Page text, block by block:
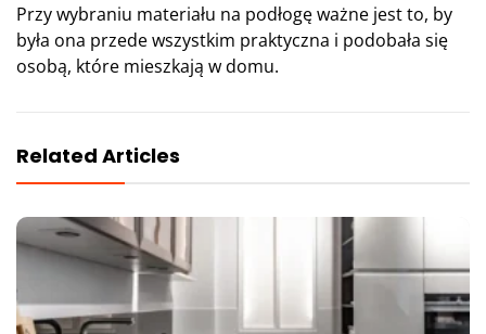
Przy wybraniu materiału na podłogę ważne jest to, by
była ona przede wszystkim praktyczna i podobała się
osobą, które mieszkają w domu.
Related Articles